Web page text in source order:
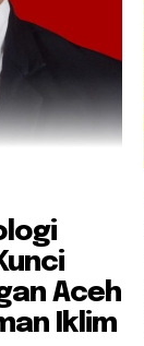
Aceh
Iklim